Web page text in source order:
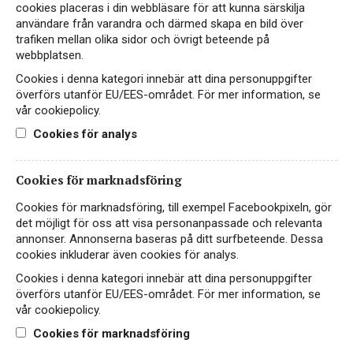
Facebook
LinkedIn
Kontakt
Personuppgiftspolicy
cookies placeras i din webbläsare för att kunna särskilja
användare från varandra och därmed skapa en bild över
trafiken mellan olika sidor och övrigt beteende på
webbplatsen.
Cookies i denna kategori innebär att dina personuppgifter
överförs utanför EU/EES-området. För mer information, se
vår cookiepolicy.
Cookies för analys
Cookies för marknadsföring
Cookies för marknadsföring, till exempel Facebookpixeln, gör
det möjligt för oss att visa personanpassade och relevanta
annonser. Annonserna baseras på ditt surfbeteende. Dessa
cookies inkluderar även cookies för analys.
Cookies i denna kategori innebär att dina personuppgifter
överförs utanför EU/EES-området. För mer information, se
vår cookiepolicy.
Cookies för marknadsföring